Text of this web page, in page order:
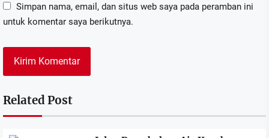
Simpan nama, email, dan situs web saya pada peramban ini
untuk komentar saya berikutnya.
Related Post